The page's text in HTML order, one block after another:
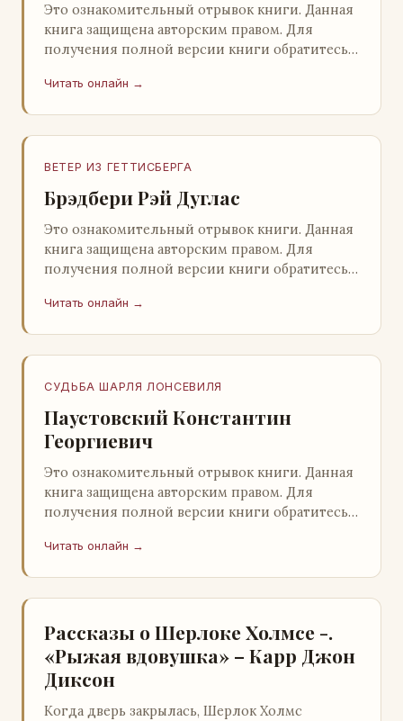
Это ознакомительный отрывок книги. Данная
книга защищена авторским правом. Для
получения полной версии книги обратитесь к
легального ко…
Читать онлайн →
ВЕТЕР ИЗ ГЕТТИСБЕРГА
Брэдбери Рэй Дуглас
Это ознакомительный отрывок книги. Данная
книга защищена авторским правом. Для
получения полной версии книги обратитесь к
легального ко…
Читать онлайн →
СУДЬБА ШАРЛЯ ЛОНСЕВИЛЯ
Паустовский Константин
Георгиевич
Это ознакомительный отрывок книги. Данная
книга защищена авторским правом. Для
получения полной версии книги обратитесь к
легального ко…
Читать онлайн →
Рассказы о Шерлоке Холмсе -.
«Рыжая вдовушка» – Карр Джон
Диксон
Когда дверь закрылась, Шерлок Холмс